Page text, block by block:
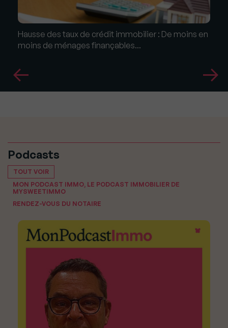
Hausse des taux de crédit immobilier : De moins en
moins de ménages finançables...
Podcasts
TOUT VOIR
MON PODCAST IMMO, LE PODCAST IMMOBILIER DE
MYSWEETIMMO
RENDEZ-VOUS DU NOTAIRE